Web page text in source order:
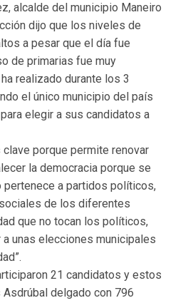
alcalde del municipio Maneiro
dijo que los niveles de
a pesar que el día fue
de primarias fue muy
realizado durante los 3
el único municipio del país
elegir a sus candidatos a
porque permite renovar
la democracia porque se
pertenece a partidos políticos,
de los diferentes
que no tocan los políticos,
unas elecciones municipales
21 candidatos y estos
delgado con 796